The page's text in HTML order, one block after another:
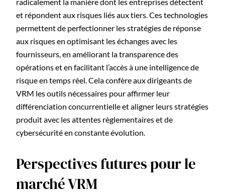
et répondent aux risques liés aux tiers. Ces technologies
permettent de perfectionner les stratégies de réponse
aux risques en optimisant les échanges avec les
fournisseurs, en améliorant la transparence des
opérations et en facilitant l’accès à une intelligence de
risque en temps réel. Cela confère aux dirigeants de
VRM les outils nécessaires pour affirmer leur
différenciation concurrentielle et aligner leurs stratégies
produit avec les attentes règlementaires et de
cybersécurité en constante évolution.
Perspectives futures pour le
marché VRM